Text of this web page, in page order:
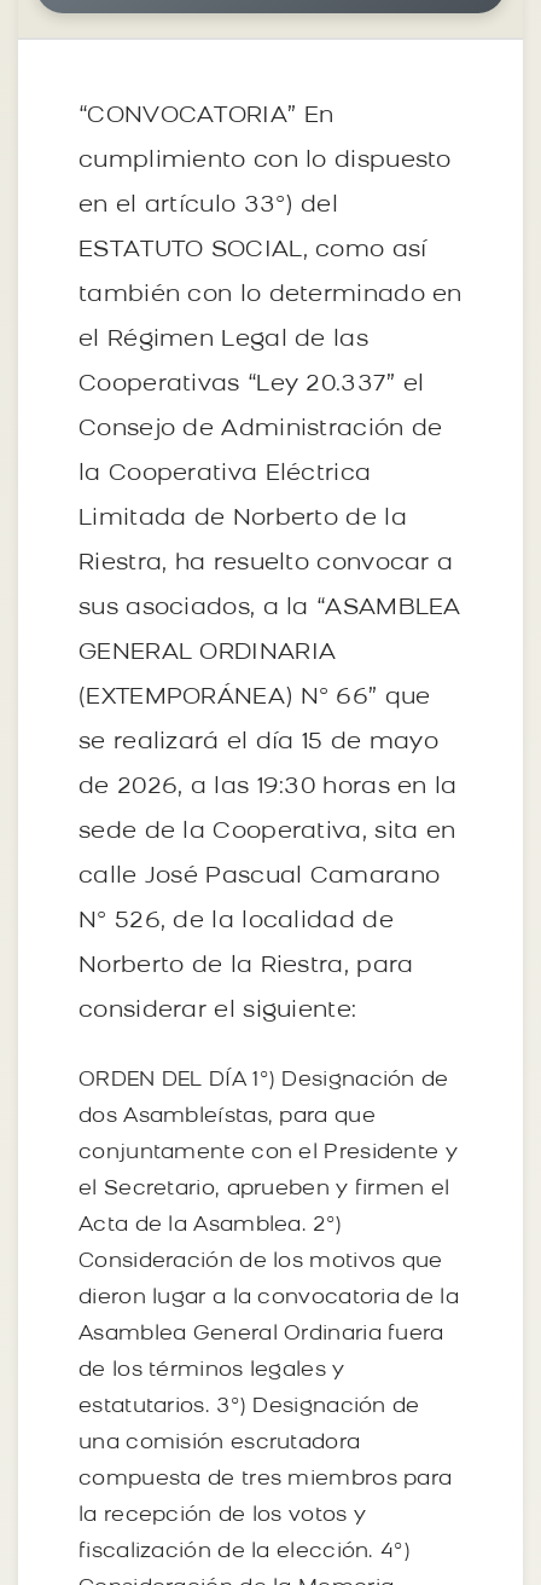
“CONVOCATORIA” En
cumplimiento con lo dispuesto
en el artículo 33º) del
ESTATUTO SOCIAL, como así
también con lo determinado en
el Régimen Legal de las
Cooperativas “Ley 20.337” el
Consejo de Administración de
la Cooperativa Eléctrica
Limitada de Norberto de la
Riestra, ha resuelto convocar a
sus asociados, a la “ASAMBLEA
GENERAL ORDINARIA
(EXTEMPORÁNEA) Nº 66” que
se realizará el día 15 de mayo
de 2026, a las 19:30 horas en la
sede de la Cooperativa, sita en
calle José Pascual Camarano
Nº 526, de la localidad de
Norberto de la Riestra, para
considerar el siguiente:
ORDEN DEL DÍA 1º) Designación de
dos Asambleístas, para que
conjuntamente con el Presidente y
el Secretario, aprueben y firmen el
Acta de la Asamblea. 2º)
Consideración de los motivos que
dieron lugar a la convocatoria de la
Asamblea General Ordinaria fuera
de los términos legales y
estatutarios. 3º) Designación de
una comisión escrutadora
compuesta de tres miembros para
la recepción de los votos y
fiscalización de la elección. 4º)